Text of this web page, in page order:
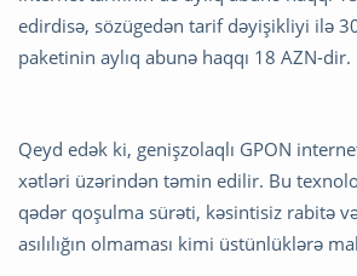
edirdisə, sözügedən tarif dəyişikliyi ilə
paketinin aylıq abunə haqqı 18 AZN-dir.
Qeyd edək ki, genişzolaqlı GPON
xətləri üzərindən təmin edilir. Bu
qədər qoşulma sürəti, kəsintisiz rabitə
asılılığın olmaması kimi üstünlüklərə